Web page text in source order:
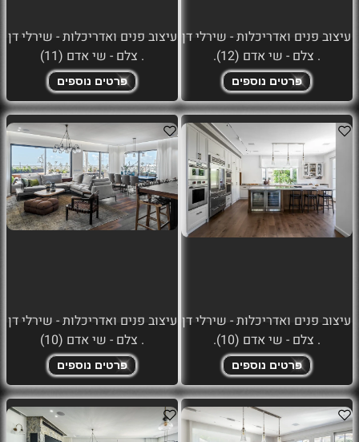
עיצוב פנים ואדריכלות - שירלי דן
. צלם - שי אדם (12).
פרטים נוספים
עיצוב פנים ואדריכלות - שירלי דן
. צלם - שי אדם (11)
פרטים נוספים
עיצוב פנים ואדריכלות - שירלי דן
. צלם - שי אדם (10).
פרטים נוספים
עיצוב פנים ואדריכלות - שירלי דן
. צלם - שי אדם (10)
פרטים נוספים